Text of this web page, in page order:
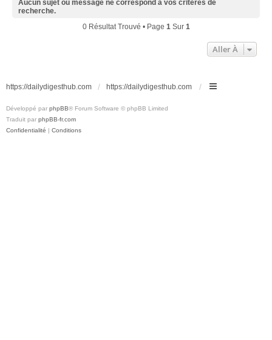
Aucun sujet ou message ne correspond à vos critères de
recherche.
0 Résultat Trouvé • Page 1Sur 1
Aller À
https://dailydigesthub.com https://dailydigesthub.com
Développé par phpBB® Forum Software © phpBB Limited
Traduit par phpBB-fr.com
Confidentialité | Conditions